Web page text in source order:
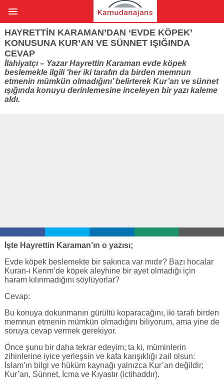
HAYRETTIN KARAMAN’DAN ‘EVDE KÖPEK’
KONUSUNA KUR’AN VE SÜNNET IŞIĞINDA
CEVAP
İlahiyatçı – Yazar Hayrettin Karaman evde köpek
beslemekle ilgili ‘her iki tarafın da birden memnun
etmenin mümkün olmadığını’ belirterek Kur’an ve sünnet
ışığında konuyu derinlemesine inceleyen bir yazı kaleme
aldı.
İşte Hayrettin Karaman’ın o yazısı;
Evde köpek beslemekte bir sakınca var mıdır? Bazı hocalar
Kuran-ı Kerim’de köpek aleyhine bir ayet olmadığı için
haram kılınmadığını söylüyorlar?
Cevap:
Bu konuya dokunmanın gürültü koparacağını, iki tarafı birden
memnun etmenin mümkün olmadığını biliyorum, ama yine de
soruya cevap vermek gerekiyor.
Önce şunu bir daha tekrar edeyim; ta ki, müminlerin
zihinlerine iyice yerleşsin ve kafa karışıklığı zail olsun:
İslam’ın bilgi ve hüküm kaynağı yalnızca Kur’an değildir;
Kur’an, Sünnet, İcma ve Kıyastır (ictihaddır).